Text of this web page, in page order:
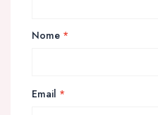
Nome *
Email *